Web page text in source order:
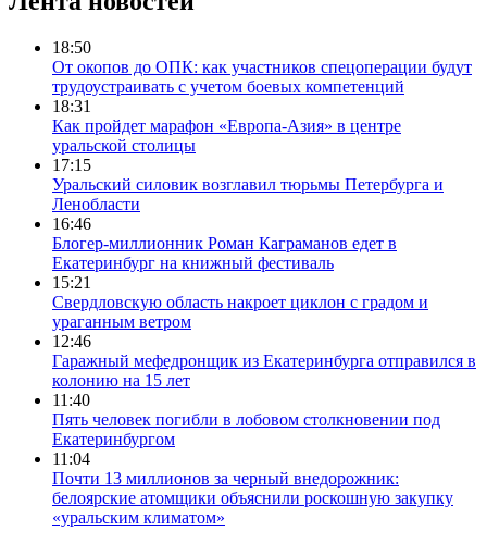
18:50
От окопов до ОПК: как участников спецоперации будут
трудоустраивать с учетом боевых компетенций
18:31
Как пройдет марафон «Европа-Азия» в центре
уральской столицы
17:15
Уральский силовик возглавил тюрьмы Петербурга и
Ленобласти
16:46
Блогер-миллионник Роман Каграманов едет в
Екатеринбург на книжный фестиваль
15:21
Свердловскую область накроет циклон с градом и
ураганным ветром
12:46
Гаражный мефедронщик из Екатеринбурга отправился в
колонию на 15 лет
11:40
Пять человек погибли в лобовом столкновении под
Екатеринбургом
11:04
Почти 13 миллионов за черный внедорожник:
белоярские атомщики объяснили роскошную закупку
«уральским климатом»